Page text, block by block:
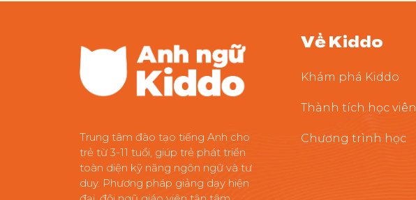
Trung tâm đào tạo tiếng Anh cho
trẻ từ 3-11 tuổi, giúp trẻ phát triển
toàn diện kỹ năng ngôn ngữ và tư
duy. Phương pháp giảng dạy hiện
Về Kiddo
Khám phá Kiddo
Thành tích học viên
Chương trình học